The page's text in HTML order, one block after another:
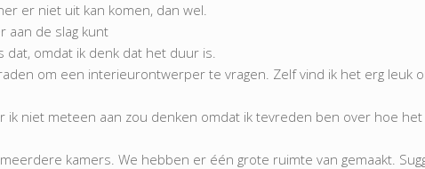
er niet uit kan komen, dan wel.
aan de slag kunt
dat, omdat ik denk dat het duur is.
om een interieurontwerper te vragen. Zelf vind ik het erg leuk
ik niet meteen aan zou denken omdat ik tevreden ben over hoe het
kamers. We hebben er één grote ruimte van gemaakt.